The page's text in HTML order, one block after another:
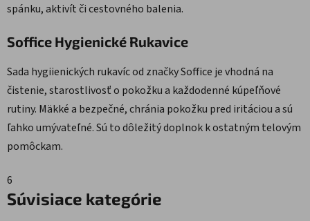
spánku, aktivít či cestovného balenia.
Soffice Hygienické Rukavice
Sada hygiienických rukavíc od značky Soffice je vhodná na
čistenie, starostlivosť o pokožku a každodenné kúpeľňové
rutiny. Mäkké a bezpečné, chránia pokožku pred iritáciou a sú
ľahko umývateľné. Sú to dôležitý doplnok k ostatným telovým
pomôckam.
6
Súvisiace kategórie